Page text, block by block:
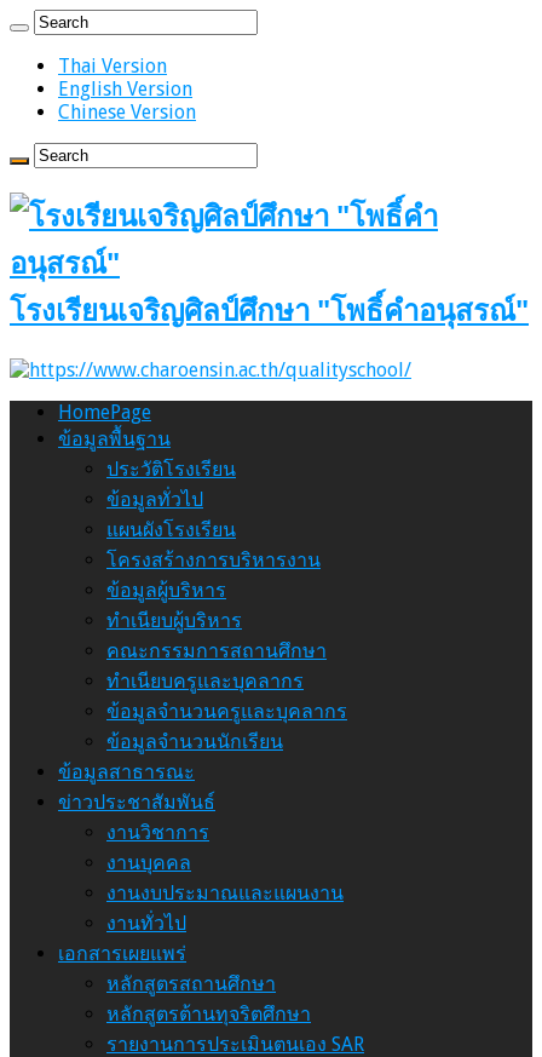
Thai Version
English Version
Chinese Version
โรงเรียนเจริญศิลป์ศึกษา "โพธิ์คำอนุสรณ์"
HomePage
ข้อมูลพื้นฐาน
ประวัติโรงเรียน
ข้อมูลทั่วไป
แผนผังโรงเรียน
โครงสร้างการบริหารงาน
ข้อมูลผู้บริหาร
ทำเนียบผู้บริหาร
คณะกรรมการสถานศึกษา
ทำเนียบครูและบุคลากร
ข้อมูลจำนวนครูและบุคลากร
ข้อมูลจำนวนนักเรียน
ข้อมูลสาธารณะ
ข่าวประชาสัมพันธ์
งานวิชาการ
งานบุคคล
งานงบประมาณและแผนงาน
งานทั่วไป
เอกสารเผยแพร่
หลักสูตรสถานศึกษา
หลักสูตรต้านทุจริตศึกษา
รายงานการประเมินตนเอง SAR